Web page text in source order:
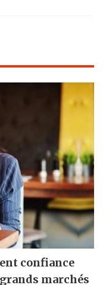
confiance
marchés